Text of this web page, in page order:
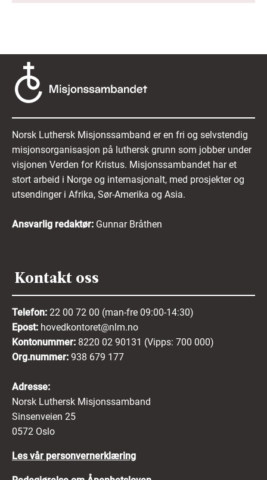
Norsk Luthersk Misjonssamband er en fri og selvstendig
misjonsorganisasjon på luthersk grunn som jobber under
visjonen Verden for Kristus. Misjonssambandet har et
stort arbeid i Norge og internasjonalt, med prosjekter og
utsendinger i Afrika, Sør-Amerika og Asia.
Ansvarlig redaktør: Gunnar Bråthen
Kontakt oss
Telefon: 22 00 72 00 (man-fre 09:00-14:30)
Epost: hovedkontoret@nlm.no
Kontonummer: 8220 02 90131 (Vipps: 700 000)
Org.nummer: 938 679 177
Adresse:
Norsk Luthersk Misjonssamband
Sinsenveien 25
0572 Oslo
Les vår personvernerklæring